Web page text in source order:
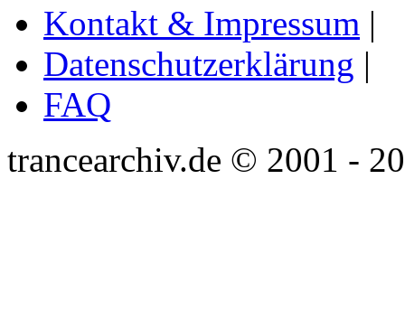
Kontakt & Impressum |
Datenschutzerklärung |
FAQ
trancearchiv.de © 2001 -